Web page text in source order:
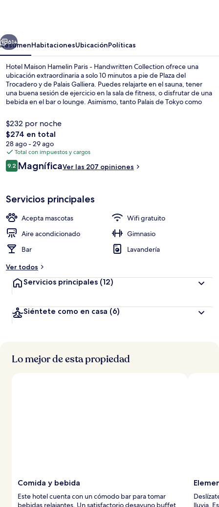
-
Handwritten
Collection
Siguiente
61+
ResumenHabitacionesUbicaciónPolíticas
Hotel Maison Hamelin Paris - Handwritten Collection ofrece una
ubicación extraordinaria a solo 10 minutos a pie de Plaza del
Trocadero y de Palais Galliera. Puedes relajarte en el sauna, tener
una buena sesión de ejercicio en la sala de fitness, o disfrutar de una
bebida en el bar o lounge. Asimismo, tanto Palais de Tokyo como
opciones de transporte público a una corta distancia a pie: Estación
de metro Boissiere está a 4 minutos y Estación de metro Iena está a
4 minutos.
$232 por noche
El
precio
total
es
de
$274 en total
28 ago - 29 ago
Total con impuestos y cargos
Opiniones
9.29.2 de 10,
MagníficaVer las 207 opiniones
Servicios principales
Acepta mascotas
Wifi gratuito
Aire acondicionado
Gimnasio
Bar
Lavandería
Ver todos
Servicios principales (12)
Siéntete como en casa (6)
Lo mejor de esta propiedad
Comida y bebida
Este hotel cuenta con un cómodo bar para tomar
bebidas relajantes. Un satisfactorio desayuno buffet
lluvia.